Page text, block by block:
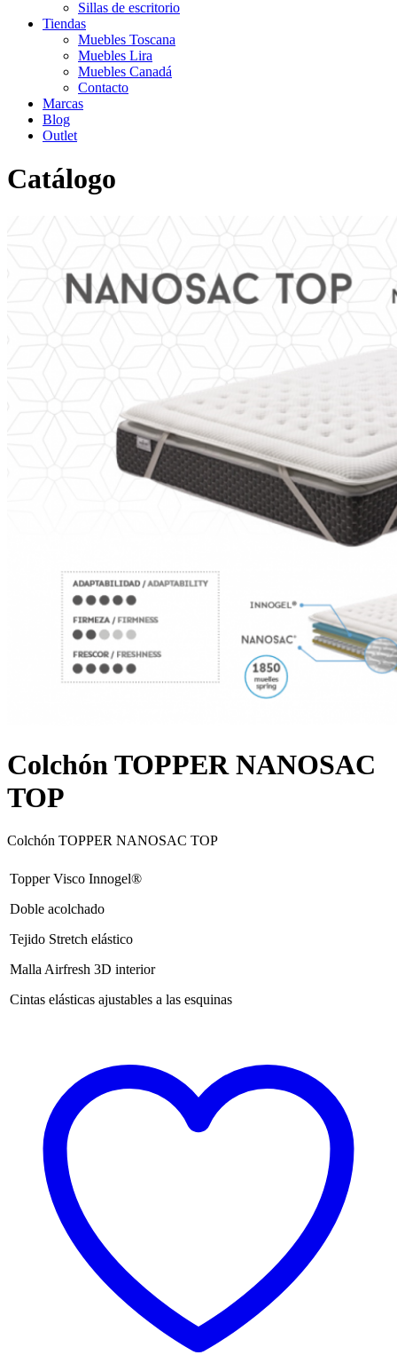
Sillas de escritorio
Tiendas
Muebles Toscana
Muebles Lira
Muebles Canadá
Contacto
Marcas
Blog
Outlet
Catálogo
Colchón TOPPER NANOSAC
TOP
Colchón TOPPER NANOSAC TOP
Topper Visco Innogel®
Doble acolchado
Tejido Stretch elástico
Malla Airfresh 3D interior
Cintas elásticas ajustables a las esquinas